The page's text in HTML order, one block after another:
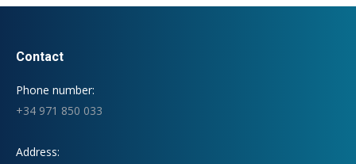
Contact
Phone number:
+34 971 850 033
Address: